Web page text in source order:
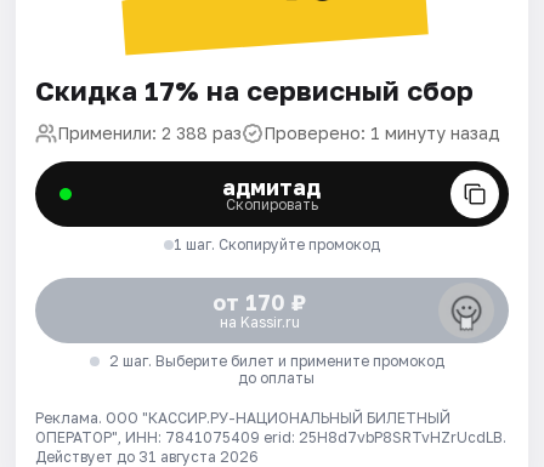
Скидка 17% на сервисный сбор
Применили: 2 388 раз Проверено: 1 минуту назад
адмитад
Скопировать
1 шаг. Скопируйте промокод
от 170 ₽
на Kassir.ru
2 шаг. Выберите билет и примените промокод
до оплаты
Реклама. ООО "КАССИР.РУ-НАЦИОНАЛЬНЫЙ БИЛЕТНЫЙ
ОПЕРАТОР", ИНН: 7841075409 erid: 25H8d7vbP8SRTvHZrUcdLB.
Действует до 31 августа 2026